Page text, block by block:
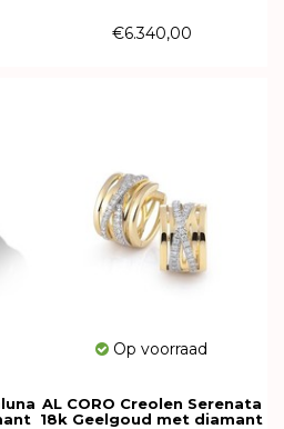
€6.340,00
Op voorraad
AL CORO Creolen Serenata
18k Geelgoud met diamant